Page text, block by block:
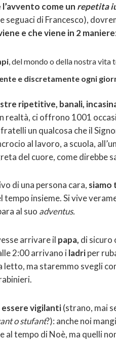
come un repetita
seguaci di Francesco),
e che viene in 2 maniere:
, del mondo o della nostra vita
e discretamente ogni
ripetitive, banali,
realtà, ci offrono 1001
un qualcosa che il
al lavoro, a scuola,
del cuore, come direbbe
di una persona cara, siamo
tempo insieme. Si vive
al suo adventus.
arrivare il papa, di sicuro
2:00 arrivano iladriper
letto, ma staremmo svegli
essere vigilanti(strano, mai
o stufant?): anche noi
al tempo di Noè, ma quelli